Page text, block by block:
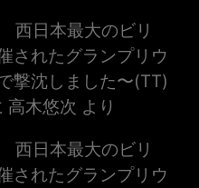
西日本最大のビリ
されたグランプリウ
撃沈しました〜(TT)
高木悠次 より
西日本最大のビリ
されたグランプリウ